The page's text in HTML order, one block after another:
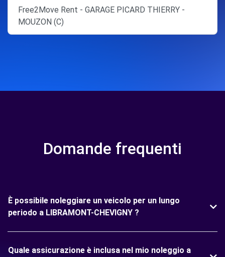
Free2Move Rent - GARAGE PICARD THIERRY -
MOUZON (C)
Domande frequenti
È possibile noleggiare un veicolo per un lungo
periodo a LIBRAMONT-CHEVIGNY ?
Quale assicurazione è inclusa nel mio noleggio a